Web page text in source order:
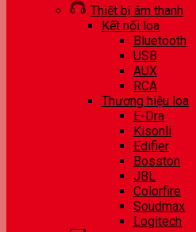
Thiết bị âm thanh
Kết nối loa
Bluetooth
USB
AUX
RCA
Thương hiệu loa
E-Dra
Kisonli
Edifier
Bosston
JBL
Colorfire
Soudmax
Logitech